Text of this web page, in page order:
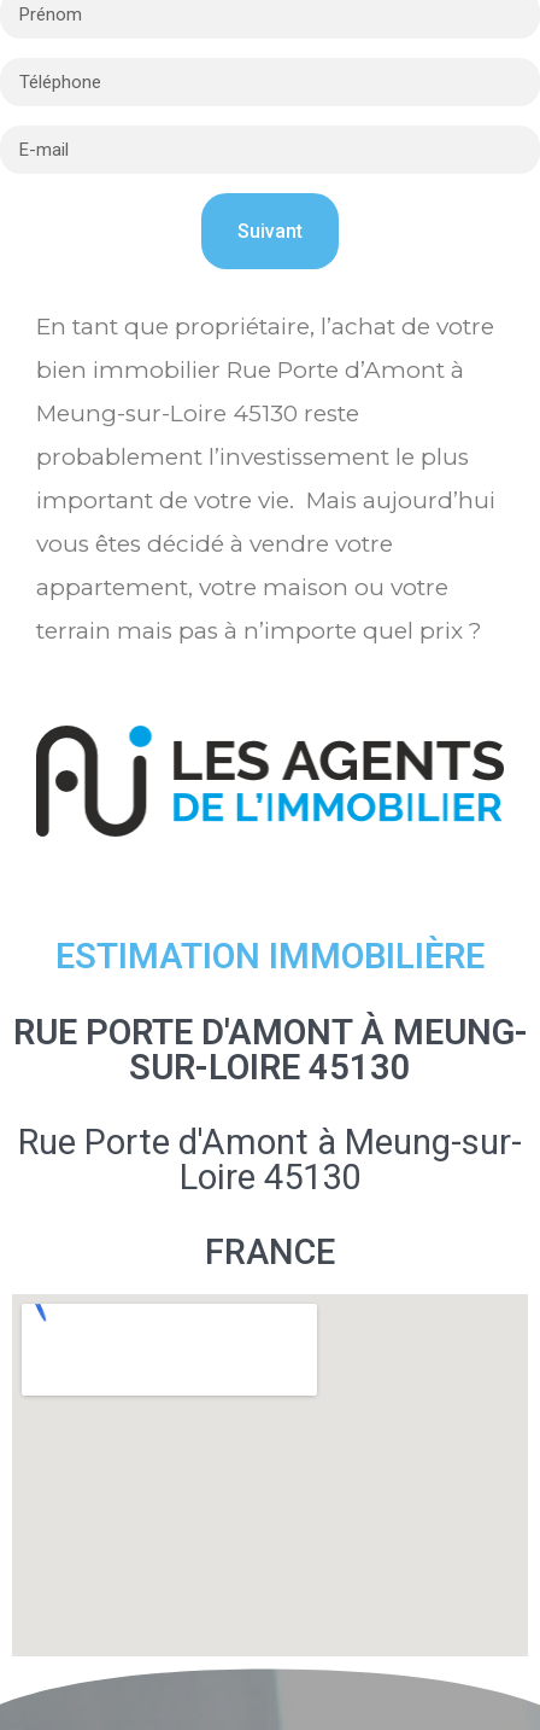
En tant que propriétaire, l’achat de votre
bien immobilier Rue Porte d’Amont à
Meung-sur-Loire 45130 reste
probablement l’investissement le plus
important de votre vie. Mais aujourd’hui
vous êtes décidé à vendre votre
appartement, votre maison ou votre
terrain mais pas à n’importe quel prix ?
ESTIMATION IMMOBILIÈRE
RUE PORTE D'AMONT À MEUNG-
SUR-LOIRE 45130
Rue Porte d'Amont à Meung-sur-
Loire 45130
FRANCE